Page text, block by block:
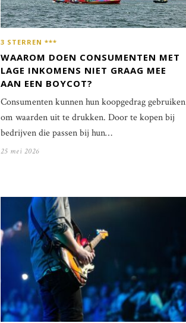
3 STERREN ***
WAAROM DOEN CONSUMENTEN MET
LAGE INKOMENS NIET GRAAG MEE
AAN EEN BOYCOT?
Consumenten kunnen hun koopgedrag gebruiken
om waarden uit te drukken. Door te kopen bij
bedrijven die passen bij hun…
25 mei 2026